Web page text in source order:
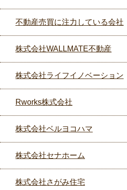
不動産売買に注力している会社
株式会社WALLMATE不動産
株式会社ライフイノベーション
Rworks株式会社
株式会社ベルヨコハマ
株式会社セナホーム
株式会社さがみ住宅